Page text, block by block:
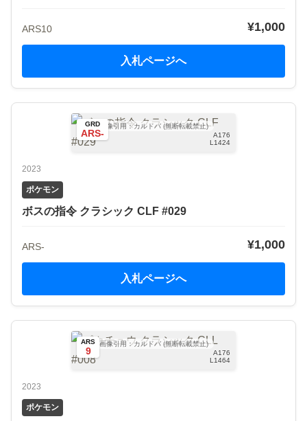
ARS10 ¥1,000
入札ページへ
GRD
ARS-
A176
L1424
画像引用：カルドバ (無断転載禁止)
2023
ポケモン
ボスの指令 クラシック CLF #029
ARS- ¥1,000
入札ページへ
ARS
9
A176
L1464
画像引用：カルドバ (無断転載禁止)
2023
ポケモン